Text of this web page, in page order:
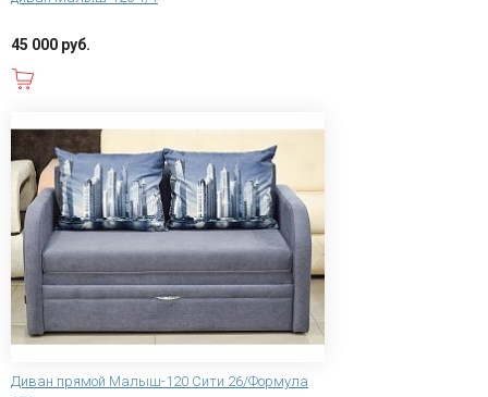
45 000 руб.
Диван прямой Малыш-120 Сити 26/Формула